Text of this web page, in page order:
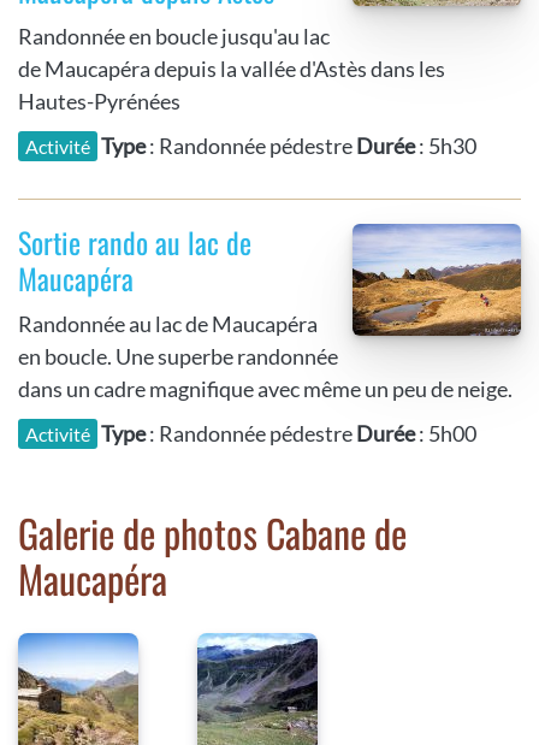
Randonnée en boucle jusqu'au lac
de Maucapéra depuis la vallée d'Astès dans les
Hautes-Pyrénées
Activité Type: Randonnée pédestreDurée: 5h30
Sortie rando au lac de
Maucapéra
Randonnée au lac de Maucapéra
en boucle. Une superbe randonnée
dans un cadre magnifique avec même un peu de neige.
Activité Type: Randonnée pédestreDurée: 5h00
Galerie de photos Cabane de
Maucapéra